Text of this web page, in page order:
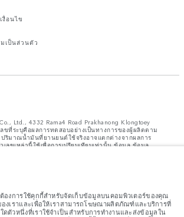
งื่อนไข
เป็นส่วนตัว
Ltd., 4332 Rama4 Road Prakhanong Klongtoey
ขที่ระบุคือผลการทดสอบอย่างเป็นทางการของผู้ผลิตตาม
ริมาณน้ำมันที่ยานยนต์ใช้จริงอาจแตกต่างจากผลการ
ลขเหล่านี้ใช้เพื่อการเปรียบเทียบเท่านั้น ข้อมูล ข้อมูล
ภาพและข้อมูล:
ต่อข้อกำหนดเฉพาะของการผลิตรถยนต์ ความพร้อมของตัว
นการประกอบรถยนต์ ซึ่งเป็นสถานการณ์ที่มีการ
ตุนี้ภาพที่ใช้ภายในเว็บไซต์ในปัจจุบันจึงอาจไม่สะท้อนถึง
เลือกการตกแต่ง และโครงร่างสีของรถยนต์ที่มีในปัจจุบัน
องการใช้คุกกี้สำหรับจัดเก็บข้อมูลบนคอมพิวเตอร์ของคุณ
องเราและเพื่อให้เราสามารถโฆษณาผลิตภัณฑ์และบริการที่
ตัวหนึ่งที่เราใช้จำเป็นสำหรับการทำงานและส่งข้อมูลใน